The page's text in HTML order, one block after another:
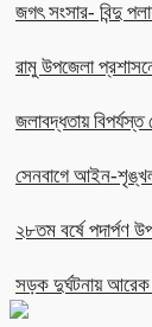
জগৎ সংসার- বিন্দু
রামু উপজেলা
জলাবদ্ধতায় বিপর্যস্ত
সেনবাগে আইন-
২৮তম বর্ষে পদার্পণ
সড়ক দুর্ঘটনায় আরেক